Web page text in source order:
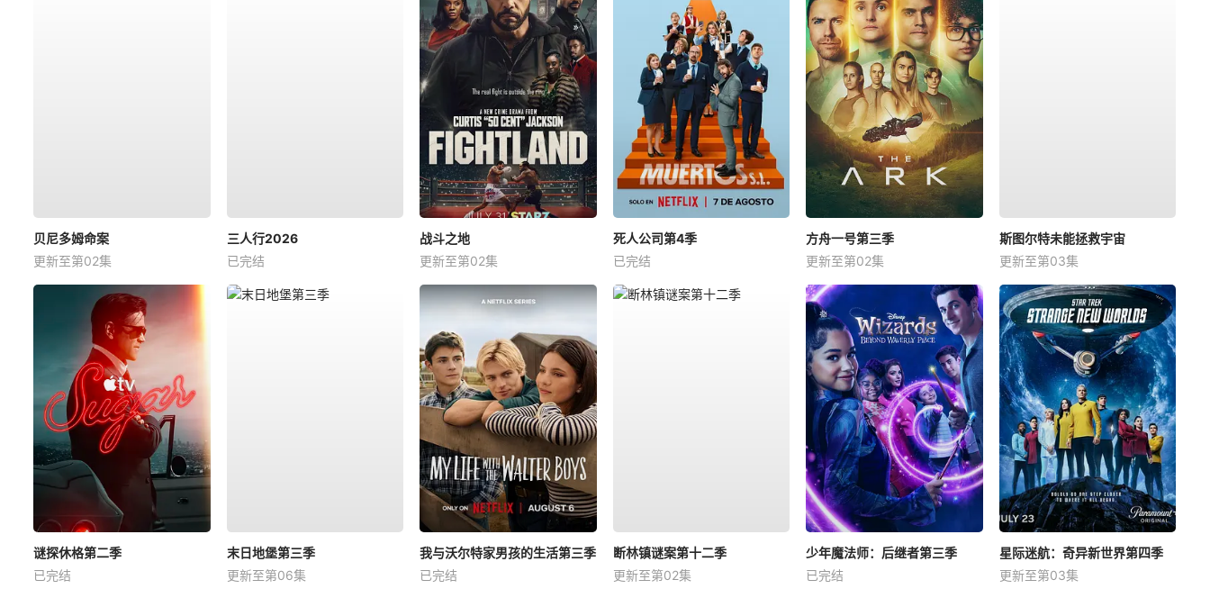
贝尼多姆命案
更新至第02集
三人行2026
已完结
战斗之地
更新至第02集
死人公司第4季
已完结
方舟一号第三季
更新至第02集
斯图尔特未能拯救宇宙
更新至第03集
谜探休格第二季
已完结
末日地堡第三季
更新至第06集
我与沃尔特家男孩的生活第三季
已完结
断林镇谜案第十二季
更新至第02集
少年魔法师：后继者第三季
已完结
星际迷航：奇异新世界第四季
更新至第03集